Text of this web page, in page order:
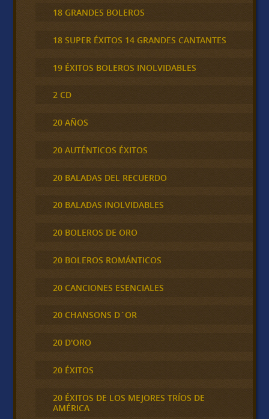
18 GRANDES BOLEROS
18 SUPER ÉXITOS 14 GRANDES CANTANTES
19 ÉXITOS BOLEROS INOLVIDABLES
2 CD
20 AÑOS
20 AUTÉNTICOS ÉXITOS
20 BALADAS DEL RECUERDO
20 BALADAS INOLVIDABLES
20 BOLEROS DE ORO
20 BOLEROS ROMÁNTICOS
20 CANCIONES ESENCIALES
20 CHANSONS D´OR
20 D'ORO
20 ÉXITOS
20 ÉXITOS DE LOS MEJORES TRÍOS DE
AMÉRICA